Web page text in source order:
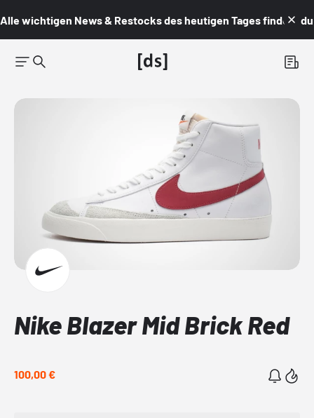
Alle wichtigen News & Restocks des heutigen Tages findest du
Nike Blazer Mid Brick Red
100,00 €